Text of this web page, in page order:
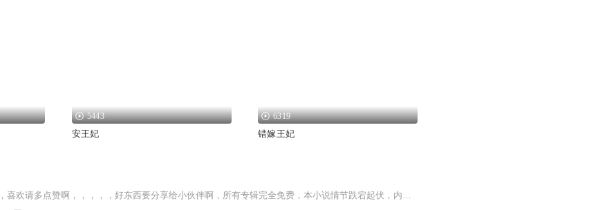
5443
安王妃
6319
错嫁王妃
一部经典小说，喜欢请多点赞啊，，，，，好东西要分享给小伙伴啊，所有专辑完全免费，本小说情节跌宕起伏，内容紧扣发展脉搏。。绝对震撼你的耳膜，，，，还等什么，赶快来吧，记住点赞分享啊，分享点赞。。。。 一部经典小说，喜欢请多点赞啊，，，，，好东西要分享给小伙伴啊，所有专辑完全免费，本小说情节跌宕起伏，内容紧扣发展脉搏。。绝对震撼你的耳膜，，，，还等什么，赶快来吧，记住点赞分享啊，分享点赞。。。。